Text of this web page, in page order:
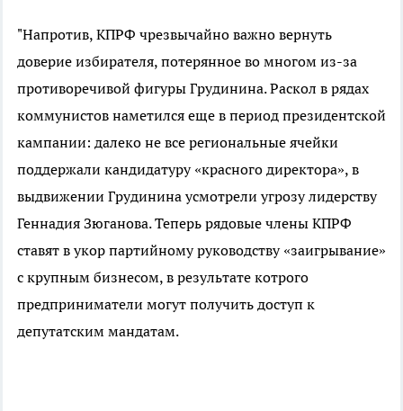
"Напротив, КПРФ чрезвычайно важно вернуть
доверие избирателя, потерянное во многом из-за
противоречивой фигуры Грудинина. Раскол в рядах
коммунистов наметился еще в период президентской
кампании: далеко не все региональные ячейки
поддержали кандидатуру «красного директора», в
выдвижении Грудинина усмотрели угрозу лидерству
Геннадия Зюганова. Теперь рядовые члены КПРФ
ставят в укор партийному руководству «заигрывание»
с крупным бизнесом, в результате котрого
предприниматели могут получить доступ к
депутатским мандатам.